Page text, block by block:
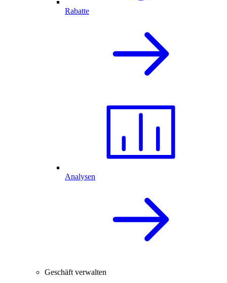
Rabatte
Analysen
Geschäft verwalten